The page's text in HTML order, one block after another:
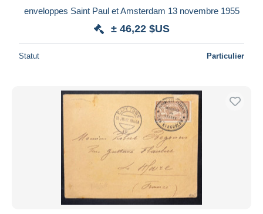
iDeal
Maestro
Monde entier
Appliquer
enveloppes Saint Paul et Amsterdam 13 novembre 1955
± 46,22 $US
Statut Particulier